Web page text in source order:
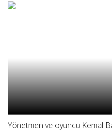
Yönetmen ve oyuncu Kemal